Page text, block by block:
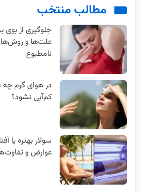
مطالب منتخب
جلوگیری از بوی
علت‌ها و
نامطبوع
در هوای گرم چه
کم‌آبی نشود؟
سولار بهتره یا
عوارض و